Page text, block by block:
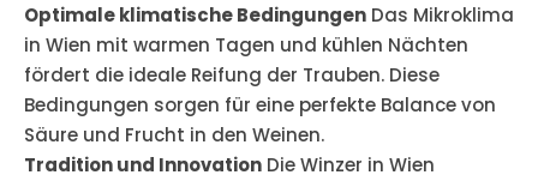
Optimale klimatische BedingungenDas Mikroklima
in Wien mit warmen Tagen und kühlen Nächten
fördert die ideale Reifung der Trauben. Diese
Bedingungen sorgen für eine perfekte Balance von
Säure und Frucht in den Weinen.
Tradition und InnovationDie Winzer in Wien